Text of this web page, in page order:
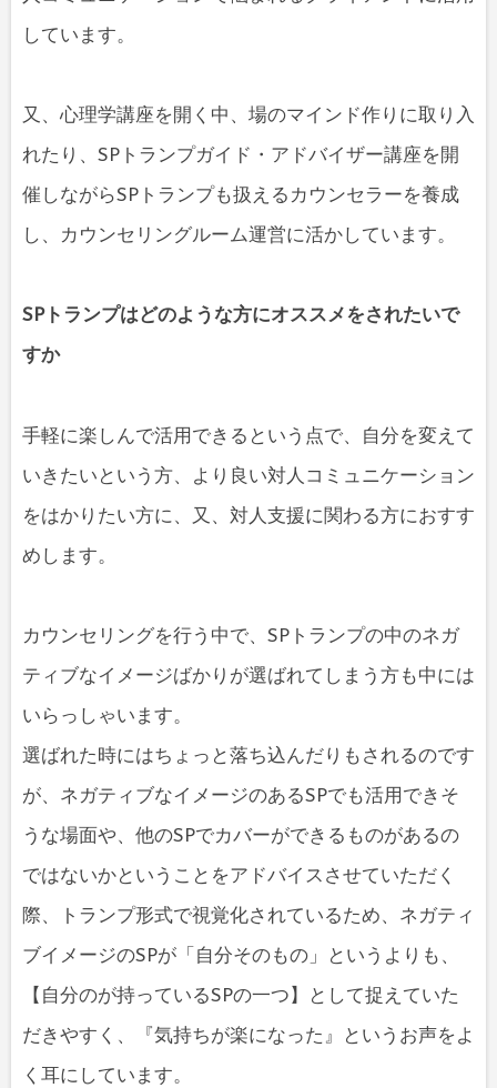
しています。
又、心理学講座を開く中、場のマインド作りに取り入
れたり、SPトランプガイド・アドバイザー講座を開
催しながらSPトランプも扱えるカウンセラーを養成
し、カウンセリングルーム運営に活かしています。
SPトランプはどのような方にオススメをされたいで
すか
手軽に楽しんで活用できるという点で、自分を変えて
いきたいという方、より良い対人コミュニケーション
をはかりたい方に、又、対人支援に関わる方におすす
めします。
カウンセリングを行う中で、SPトランプの中のネガ
ティブなイメージばかりが選ばれてしまう方も中には
いらっしゃいます。
選ばれた時にはちょっと落ち込んだりもされるのです
が、ネガティブなイメージのあるSPでも活用できそ
うな場面や、他のSPでカバーができるものがあるの
ではないかということをアドバイスさせていただく
際、トランプ形式で視覚化されているため、ネガティ
ブイメージのSPが「自分そのもの」というよりも、
【自分のが持っているSPの一つ】として捉えていた
だきやすく、『気持ちが楽になった』というお声をよ
く耳にしています。